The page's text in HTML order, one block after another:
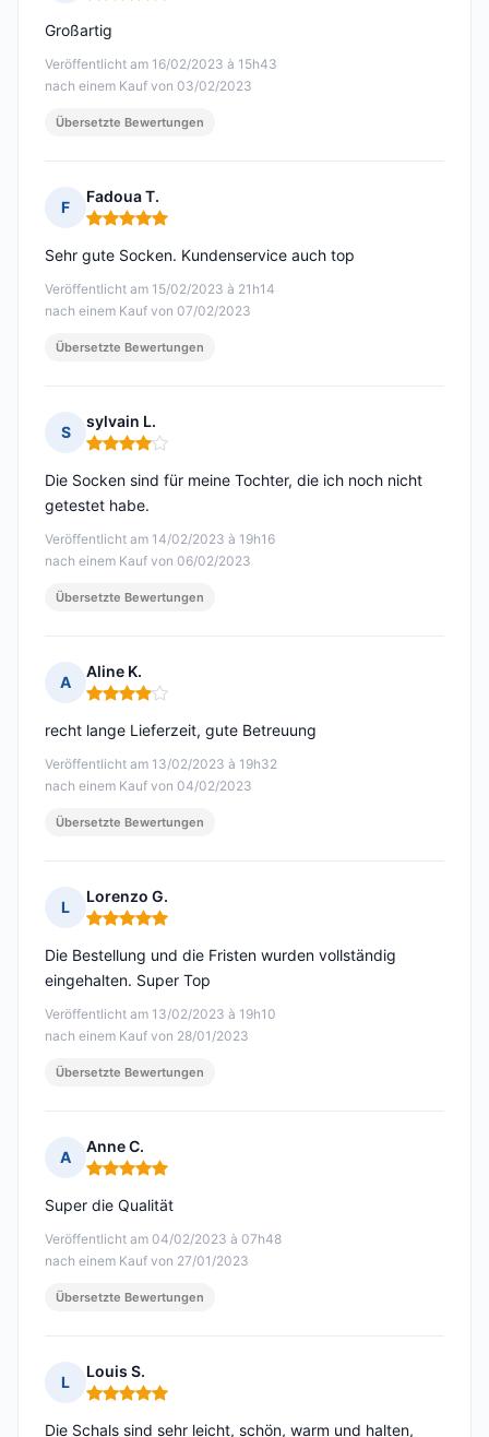
Veröffentlicht am 16/02/2023 à 15h43
nach einem Kauf von 03/02/2023
Großartig
Übersetzte Bewertungen
F
Fadoua T.
Hinweis: 5 von 5
Veröffentlicht am 15/02/2023 à 21h14
nach einem Kauf von 07/02/2023
Sehr gute Socken. Kundenservice auch top
Übersetzte Bewertungen
S
sylvain L.
Hinweis: 4 von 5
Veröffentlicht am 14/02/2023 à 19h16
nach einem Kauf von 06/02/2023
Die Socken sind für meine Tochter, die ich noch nicht
getestet habe.
Übersetzte Bewertungen
A
Aline K.
Hinweis: 4 von 5
Veröffentlicht am 13/02/2023 à 19h32
nach einem Kauf von 04/02/2023
recht lange Lieferzeit, gute Betreuung
Übersetzte Bewertungen
L
Lorenzo G.
Hinweis: 5 von 5
Veröffentlicht am 13/02/2023 à 19h10
nach einem Kauf von 28/01/2023
Die Bestellung und die Fristen wurden vollständig
eingehalten. Super Top
Übersetzte Bewertungen
A
Anne C.
Hinweis: 5 von 5
Veröffentlicht am 04/02/2023 à 07h48
nach einem Kauf von 27/01/2023
Super die Qualität
Übersetzte Bewertungen
L
Louis S.
Hinweis: 5 von 5
Die Schals sind sehr leicht, schön, warm und halten,